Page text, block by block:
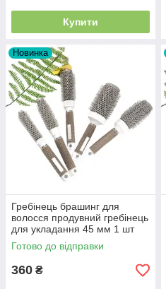
Купити
Новинка
Гребінець брашинг для
волосся продувний гребінець
для укладання 45 мм 1 шт
(алюміній-нейлон-кераміка)
Готово до відправки
360 ₴